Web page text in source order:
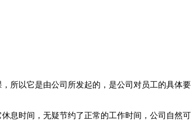
所以它是由公司所发起的，是公司对员工的具体要
息时间，无疑节约了正常的工作时间，公司自然可